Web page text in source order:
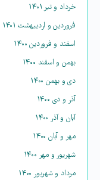
خرداد و تیر ۱۴۰۱
فروردین و اردیبهشت ۱۴۰۱
اسفند و فروردین ۱۴۰۰
بهمن و اسفند ۱۴۰۰
دی و بهمن ۱۴۰۰
آذر و دی ۱۴۰۰
آبان و آذر ۱۴۰۰
مهر و آبان ۱۴۰۰
شهریور و مهر ۱۴۰۰
مرداد و شهریور ۱۴۰۰